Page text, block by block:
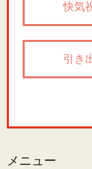
快気
引き
メニュー